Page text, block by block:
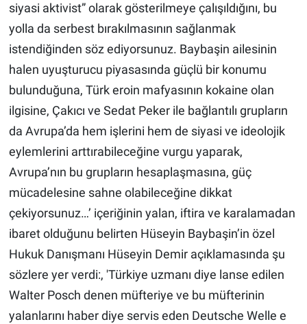
siyasi aktivist” olarak gösterilmeye çalışıldığını, bu
yolla da serbest bırakılmasının sağlanmak
istendiğinden söz ediyorsunuz. Baybaşin ailesinin
halen uyuşturucu piyasasında güçlü bir konumu
bulunduğuna, Türk eroin mafyasının kokaine olan
ilgisine, Çakıcı ve Sedat Peker ile bağlantılı grupların
da Avrupa’da hem işlerini hem de siyasi ve ideolojik
eylemlerini arttırabileceğine vurgu yaparak,
Avrupa’nın bu grupların hesaplaşmasına, güç
mücadelesine sahne olabileceğine dikkat
çekiyorsunuz…’ içeriğinin yalan, iftira ve karalamadan
ibaret olduğunu belirten Hüseyin Baybaşin’in özel
Hukuk Danışmanı Hüseyin Demir açıklamasında şu
sözlere yer verdi:, 'Türkiye uzmanı diye lanse edilen
Walter Posch denen müfteriye ve bu müfterinin
yalanlarını haber diye servis eden Deutsche Welle e